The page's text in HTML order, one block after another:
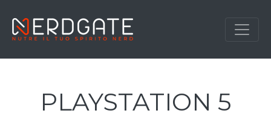
PLAYSTATION 5